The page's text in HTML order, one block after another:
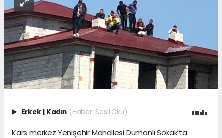
Erkek | Kadın (Haberi Sesli Oku)
Kars merkez Yenişehir Mahallesi Dumanlı Sokak'ta